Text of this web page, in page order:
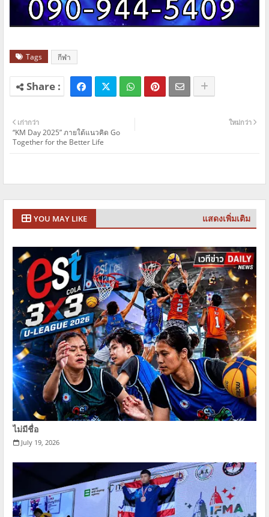
Tags กีฬา
ใหม่กว่า
เก่ากว่า
“KM Day 2025” ภายใต้แนวคิด Go
Together for the Better Life
YOU MAY LIKE แสดงเพิ่มเติม
ไม่มีชื่อ
July 19, 2026